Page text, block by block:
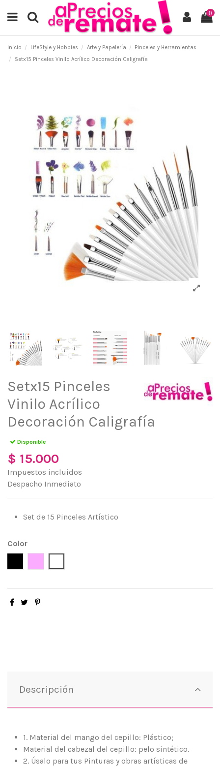
0
Inicio LifeStyle y Hobbies Arte y Papelería
Pinceles y Herramientas
Setx15 Pinceles Vinilo Acrílico Decoración Caligrafía
Setx15 Pinceles
Vinilo Acrílico
Decoración Caligrafía
Disponible
$ 15.000
Impuestos incluidos
Despacho Inmediato
Set de 15 Pinceles Artístico
Color
Descripción
1. Material del mango del cepillo: Plástico;
Material del cabezal del cepillo: pelo sintético.
2. Úsalo para tus Pinturas y obras artísticas de